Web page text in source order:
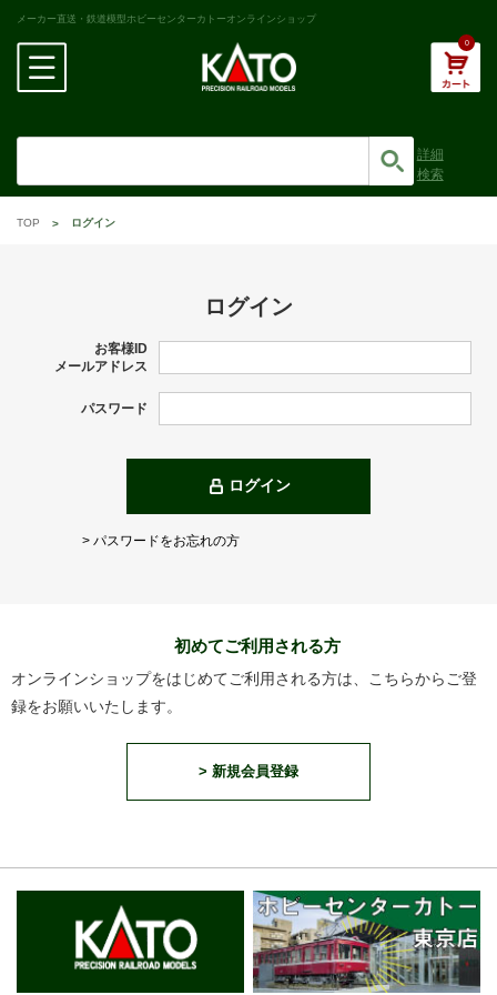
メーカー直送・鉄道模型ホビーセンターカトーオンラインショップ
0
詳細
検索
TOP ログイン
ログイン
お客様ID
メールアドレス
パスワード
ログイン
> パスワードをお忘れの方
初めてご利用される方
オンラインショップをはじめてご利用される方は、こちらからご登
録をお願いいたします。
> 新規会員登録